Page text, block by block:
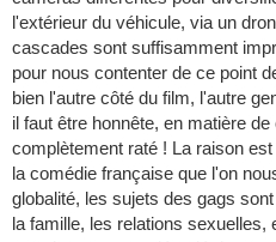
l'extérieur du véhicule, via un
cascades sont suffisamment
pour nous contenter de ce point
bien l'autre côté du film, l'autre
il faut être honnête, en matière
complètement raté ! La raison
la comédie française que l'on
globalité, les sujets des gags
la famille, les relations sexuelles,